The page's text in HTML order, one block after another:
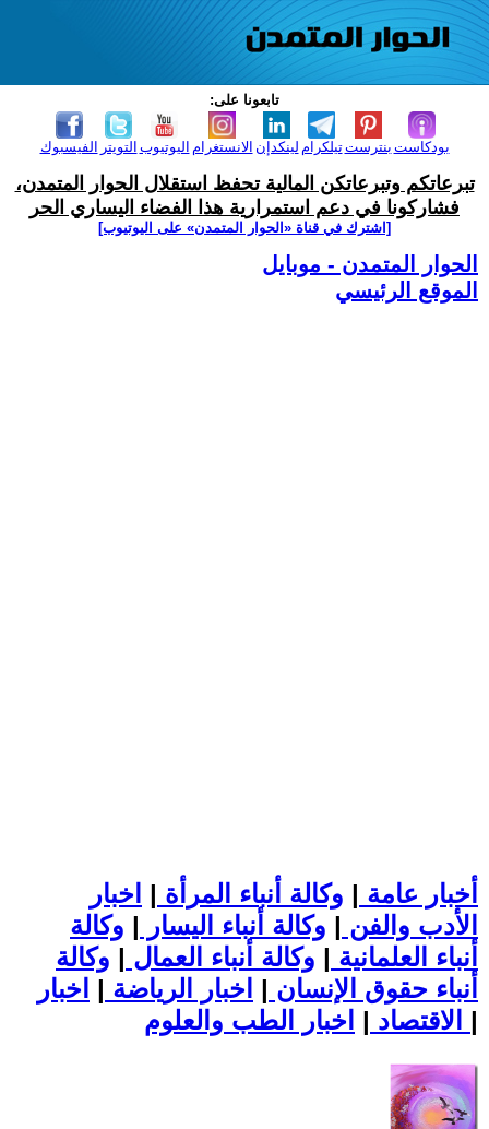
تابعونا على:
الفيسبوك التويتر اليوتيوب الانستغرام لينكدإن تيلكرامبنترست بودكاست
تبرعاتكم وتبرعاتكن المالية تحفظ استقلال الحوار المتمدن،
فشاركونا في دعم استمرارية هذا الفضاء اليساري الحر
[اشترك في قناة ‫«الحوار المتمدن» على اليوتيوب]
الحوار المتمدن - موبايل
الموقع الرئيسي
أخبار عامة | وكالة أنباء المرأة | اخبار
الأدب والفن | وكالة أنباء اليسار | وكالة
أنباء العلمانية | وكالة أنباء العمال | وكالة
أنباء حقوق الإنسان | اخبار الرياضة | اخبار
الاقتصاد | |